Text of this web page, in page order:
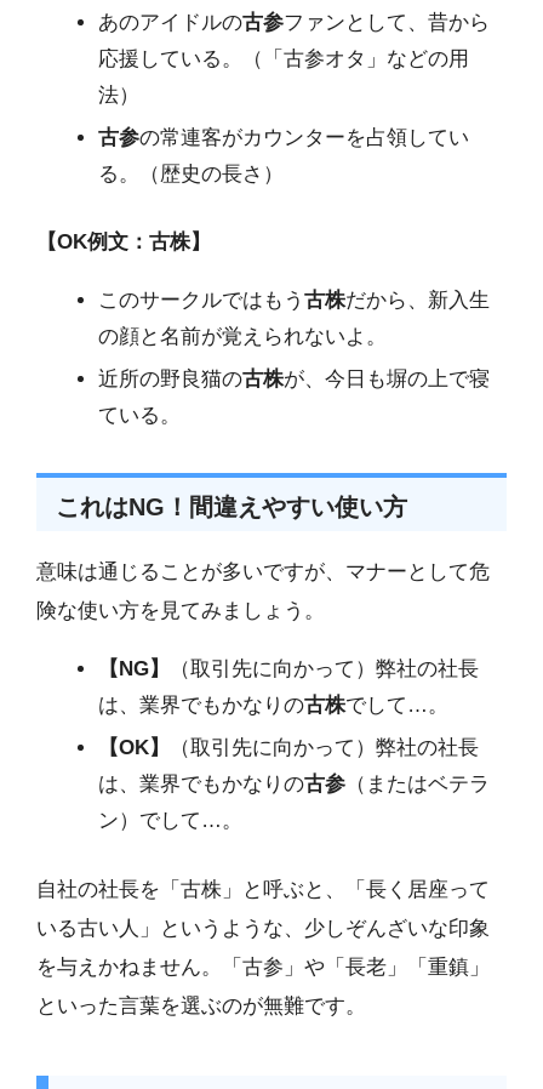
あのアイドルの古参ファンとして、昔から
応援している。（「古参オタ」などの用
法）
古参の常連客がカウンターを占領してい
る。（歴史の長さ）
【OK例文：古株】
このサークルではもう 古株だから、新入生
の顔と名前が覚えられないよ。
近所の野良猫の古株が、今日も塀の上で寝
ている。
これはNG！間違えやすい使い方
意味は通じることが多いですが、マナーとして危
険な使い方を見てみましょう。
【NG】
（取引先に向かって）弊社の社長
は、業界でもかなりの古株でして…。
【OK】
（取引先に向かって）弊社の社長
は、業界でもかなりの古参 （またはベテラ
ン）でして…。
自社の社長を「古株」と呼ぶと、「長く居座って
いる古い人」というような、少しぞんざいな印象
を与えかねません。「古参」や「長老」「重鎮」
といった言葉を選ぶのが無難です。